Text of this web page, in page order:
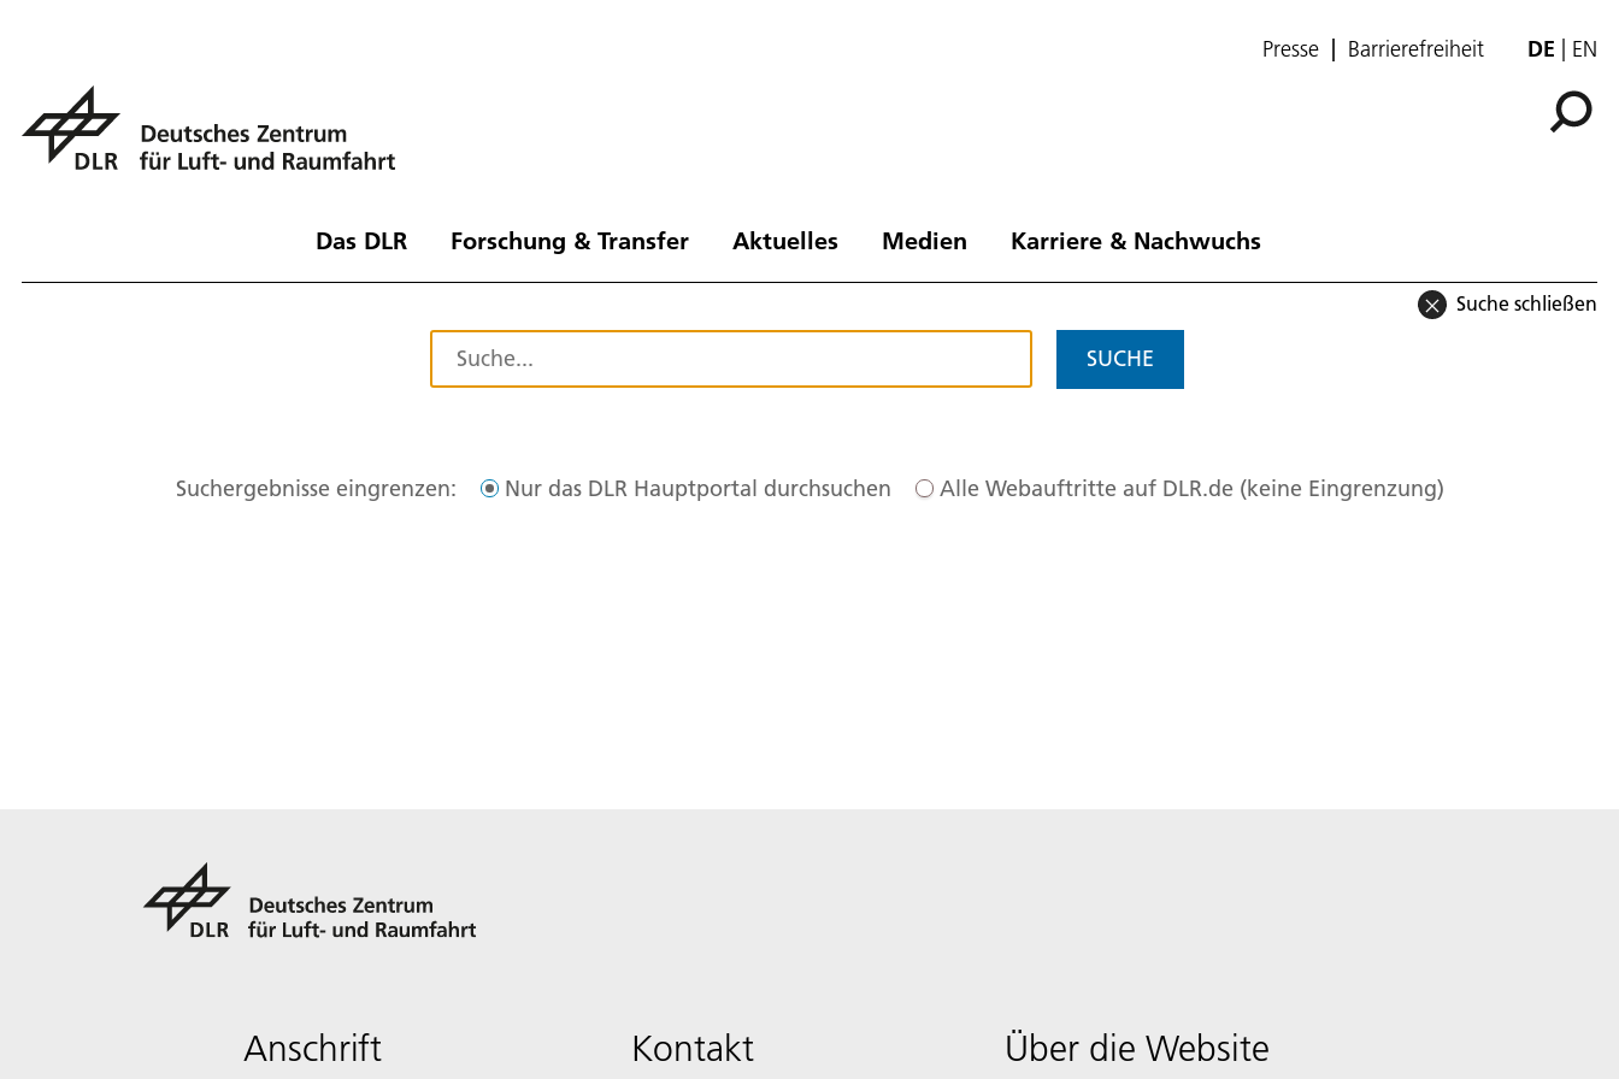
Presse Barrierefreiheit DE EN
Das DLR Forschung & Transfer Aktuelles Medien Karriere & Nachwuchs
Suche schließen
SUCHE
Suchergebnisse eingrenzen: Nur das DLR Hauptportal durchsuchen Alle Webauftritte auf DLR.de (keine Eingrenzung)
Anschrift Kontakt Über die Website